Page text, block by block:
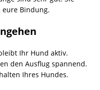
Bindung.
Ihr Hund aktiv.
den Ausflug spannend.
Ihres Hundes.